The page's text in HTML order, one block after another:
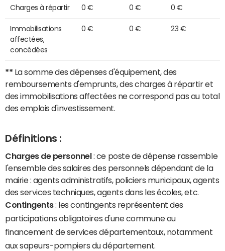
Charges à répartir 0 € 0 € 0 €
Immobilisations
affectées,
concédées
0 € 0 € 23 €
** La somme des dépenses d'équipement, des
remboursements d'emprunts, des charges à répartir et
des immobilisations affectées ne correspond pas au total
des emplois d'investissement.
Définitions :
Charges de personnel : ce poste de dépense rassemble
l'ensemble des salaires des personnels dépendant de la
mairie : agents administratifs, policiers municipaux, agents
des services techniques, agents dans les écoles, etc.
Contingents: les contingents représentent des
participations obligatoires d'une commune au
financement de services départementaux, notamment
aux sapeurs-pompiers du département.